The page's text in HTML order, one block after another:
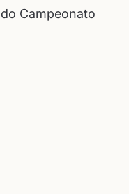
Campeonato